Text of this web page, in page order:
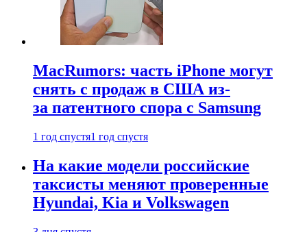
MacRumors: часть iPhone могут
снять с продаж в США из-
за патентного спора с Samsung
1 год спустя1 год спустя
На какие модели российские
таксисты меняют проверенные
Hyundai, Kia и Volkswagen